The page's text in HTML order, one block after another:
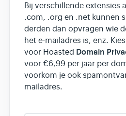
Bij verschillende extensies
.com, .org en .net kunnen
derden dan opvragen wie
het e-mailadres is, enz.
voor Hoasted Domain
voor €6,99 per jaar per
voorkom je ook
mailadres.